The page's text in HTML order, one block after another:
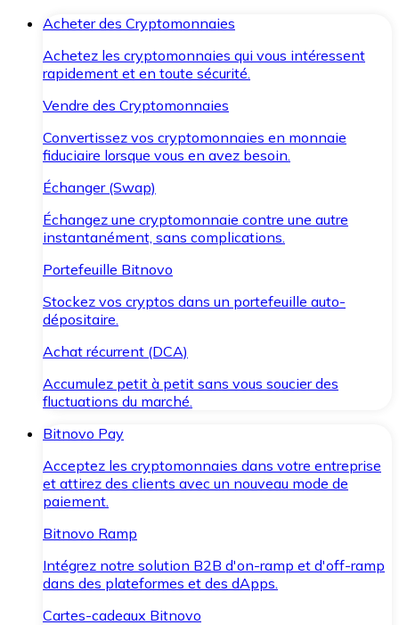
Acheter des Cryptomonnaies
Achetez les cryptomonnaies qui vous intéressent
rapidement et en toute sécurité.
Vendre des Cryptomonnaies
Convertissez vos cryptomonnaies en monnaie
fiduciaire lorsque vous en avez besoin.
Échanger (Swap)
Échangez une cryptomonnaie contre une autre
instantanément, sans complications.
Portefeuille Bitnovo
Stockez vos cryptos dans un portefeuille auto-
dépositaire.
Achat récurrent (DCA)
Accumulez petit à petit sans vous soucier des
fluctuations du marché.
Bitnovo Pay
Acceptez les cryptomonnaies dans votre entreprise
et attirez des clients avec un nouveau mode de
paiement.
Bitnovo Ramp
Intégrez notre solution B2B d'on-ramp et d'off-ramp
dans des plateformes et des dApps.
Cartes-cadeaux Bitnovo